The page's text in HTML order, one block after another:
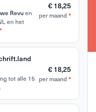
Revuen
en het
€ 18,25
per maand *
tot alle 15
€ 18,25
per maand *